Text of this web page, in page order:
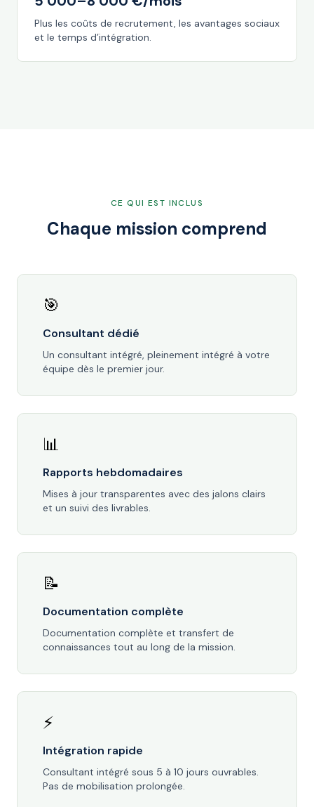
Plus les coûts de recrutement, les avantages sociaux
et le temps d’intégration.
CE QUI EST INCLUS
Chaque mission comprend
🎯
Consultant dédié
Un consultant intégré, pleinement intégré à votre
équipe dès le premier jour.
📊
Rapports hebdomadaires
Mises à jour transparentes avec des jalons clairs
et un suivi des livrables.
📝
Documentation complète
Documentation complète et transfert de
connaissances tout au long de la mission.
⚡
Intégration rapide
Consultant intégré sous 5 à 10 jours ouvrables.
Pas de mobilisation prolongée.